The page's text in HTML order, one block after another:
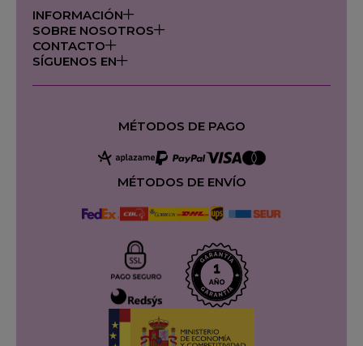
INFORMACIÓN
SOBRE NOSOTROS
CONTACTO
SÍGUENOS EN
MÉTODOS DE PAGO
MÉTODOS DE ENVÍO